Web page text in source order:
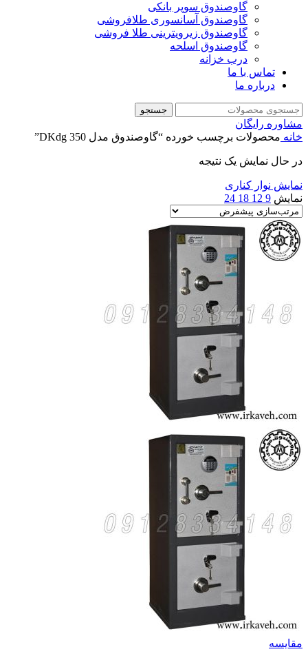
گاوصندوق سوپر بانکی
گاوصندوق آسانسوری طلافروشی
گاوصندوق زیرویترینی طلا فروشی
گاوصندوق اسلحه
درب خزانه
تماس با ما
درباره ما
جستجو
مشاوره رایگان
خانه محصولات برچسب خورده “گاوصندوق مدل 350 DKdg”
در حال نمایش یک نتیجه
نمایش نوار کناری
نمایش 9
12
18
24
مقايسه